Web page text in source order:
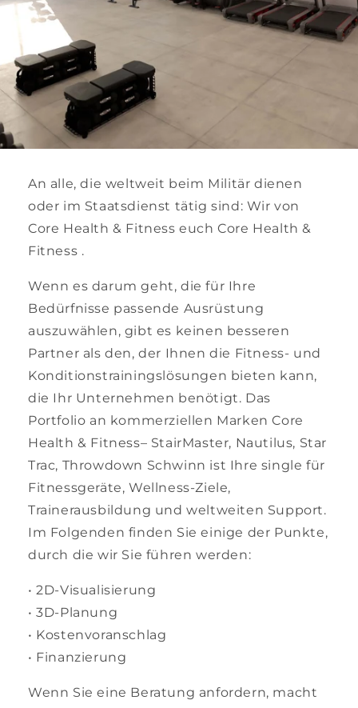
An alle, die weltweit beim Militär dienen
oder im Staatsdienst tätig sind: Wir von
Core Health & Fitness euch Core Health &
Fitness .
Wenn es darum geht, die für Ihre
Bedürfnisse passende Ausrüstung
auszuwählen, gibt es keinen besseren
Partner als den, der Ihnen die Fitness- und
Konditionstrainingslösungen bieten kann,
die Ihr Unternehmen benötigt. Das
Portfolio an kommerziellen Marken Core
Health & Fitness– StairMaster, Nautilus, Star
Trac, Throwdown Schwinn ist Ihre single für
Fitnessgeräte, Wellness-Ziele,
Trainerausbildung und weltweiten Support.
Im Folgenden finden Sie einige der Punkte,
durch die wir Sie führen werden:
• 2D-Visualisierung
• 3D-Planung
• Kostenvoranschlag
• Finanzierung
Wenn Sie eine Beratung anfordern, macht